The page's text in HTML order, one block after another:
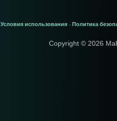
Условия использования - Политика
Copyright © 2026